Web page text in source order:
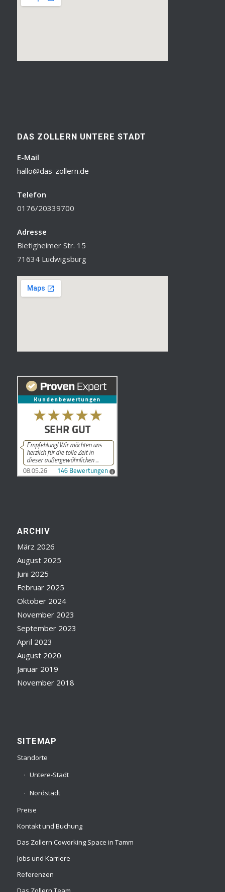
DAS ZOLLERN UNTERE STADT
E-Mail
hallo@das-zollern.de
Telefon
0176/20339700
Adresse
Bietigheimer Str. 15
71634 Ludwigsburg
ARCHIV
März 2026
August 2025
Juni 2025
Februar 2025
Oktober 2024
November 2023
September 2023
April 2023
August 2020
Januar 2019
November 2018
SITEMAP
Standorte
Untere-Stadt
Nordstadt
Preise
Kontakt und Buchung
Das Zollern Coworking Space in Tamm
Jobs und Karriere
Referenzen